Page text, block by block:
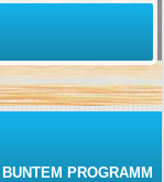
PROGRAMM